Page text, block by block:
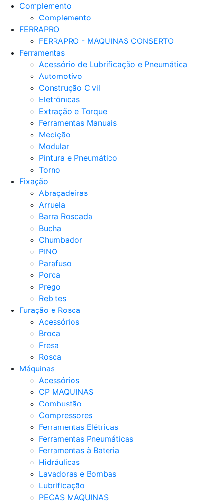
Complemento
Complemento
FERRAPRO
FERRAPRO - MAQUINAS CONSERTO
Ferramentas
Acessório de Lubrificação e Pneumática
Automotivo
Construção Civil
Eletrônicas
Extração e Torque
Ferramentas Manuais
Medição
Modular
Pintura e Pneumático
Torno
Fixação
Abraçadeiras
Arruela
Barra Roscada
Bucha
Chumbador
PINO
Parafuso
Porca
Prego
Rebites
Furação e Rosca
Acessórios
Broca
Fresa
Rosca
Máquinas
Acessórios
CP MAQUINAS
Combustão
Compressores
Ferramentas Elétricas
Ferramentas Pneumáticas
Ferramentas à Bateria
Hidráulicas
Lavadoras e Bombas
Lubrificação
PECAS MAQUINAS